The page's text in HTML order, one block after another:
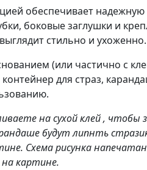
обеспечивает
боковые заглушки и
стильно и ухоженно.
(или частично с
для страз,
на сухой клей , чтобы
будут липнть
Схема рисунка
картине.